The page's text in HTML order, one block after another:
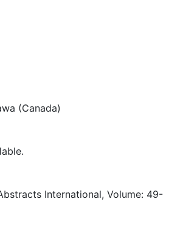
(Canada)
International, Volume: 49-